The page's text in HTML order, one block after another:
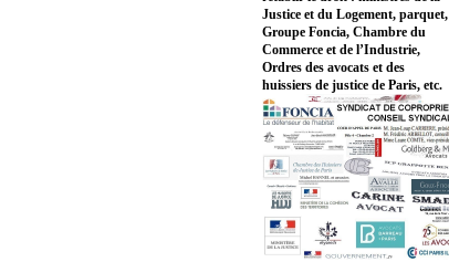
Justice et du Logement, parquet,
Groupe Foncia, Chambre du
Commerce et de l’Industrie,
Ordres des avocats et des
huissiers de justice de Paris, etc.